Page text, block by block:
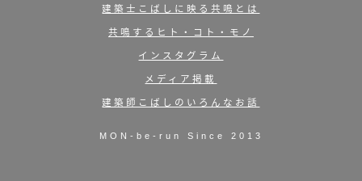
建築士こばしに映る共鳴とは
共鳴するヒト・コト・モノ
インスタグラム
メディア掲載
建築師こばしのいろんなお話
MON-be-run Since 2013